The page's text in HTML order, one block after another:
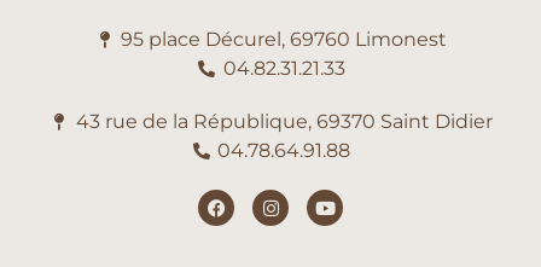
95 place Décurel, 69760 Limonest
04.82.31.21.33
43 rue de la République, 69370 Saint Didier
04.78.64.91.88